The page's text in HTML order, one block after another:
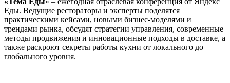
Еды. Ведущие рестораторы и эксперты поделятся
практическими кейсами, новыми бизнес-моделями и
трендами рынка, обсудят стратегии управления, современные
методы продвижения и инновационные подходы в доставке, а
также раскроют секреты работы кухни от локального до
глобального уровня.